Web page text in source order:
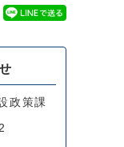
政策課